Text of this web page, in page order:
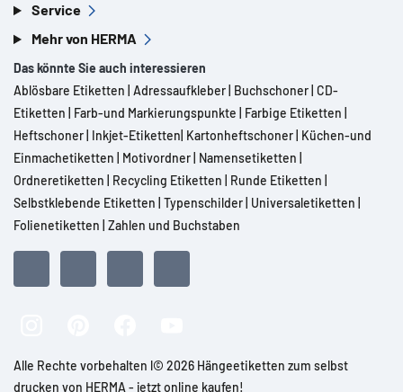
Service
Mehr von HERMA
Das könnte Sie auch interessieren
Ablösbare Etiketten Adressaufkleber Buchschoner CD-
Etiketten
Farb-und Markierungspunkte Farbige Etiketten
Heftschoner Inkjet-Etiketten Kartonheftschoner Küchen-und
Einmachetiketten
Motivordner Namensetiketten
Ordneretiketten
Recycling Etiketten Runde Etiketten
Selbstklebende Etiketten Typenschilder Universaletiketten
Folienetiketten Zahlen und Buchstaben
Alle Rechte vorbehalten l© 2026 Hängeetiketten zum selbst
drucken von HERMA - jetzt online kaufen!